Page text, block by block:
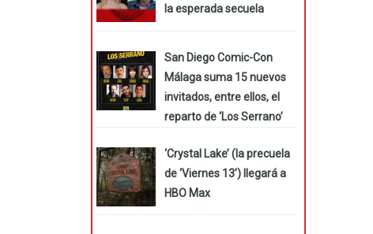
la esperada secuela
San Diego Comic-Con
Málaga suma 15 nuevos
invitados, entre ellos, el
reparto de ‘Los Serrano’
‘Crystal Lake’ (la precuela
de ‘Viernes 13’) llegará a
HBO Max